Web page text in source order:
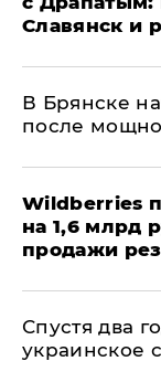
Славянск и
В Брянске
после
​Wildberries
на 1,6 млрд
продажи
Спустя два
украинское